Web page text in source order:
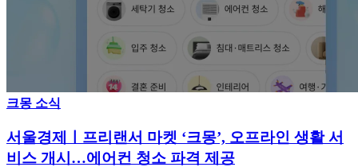
크몽 소식
서울경제ㅣ프리랜서 마켓 ‘크몽’, 오프라인 생활 서
비스 개시…에어컨 청소 파격 제공